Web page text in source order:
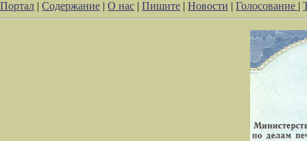
Портал | Содержание | О нас | Пишите | Новости | Голосование |